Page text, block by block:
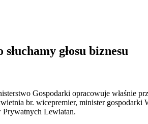
głosu biznesu
Gospodarki opracowuje właśnie
br. wicepremier, minister gospodarki
Prywatnych Lewiatan.